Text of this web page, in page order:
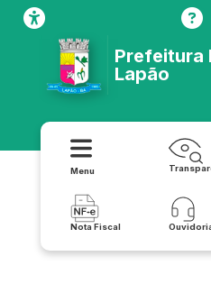
Prefeitura
Lapão
Menu
Nota Fiscal